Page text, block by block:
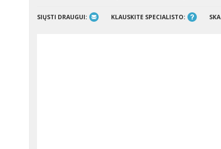
SIŲSTI DRAUGUI: KLAUSKITE SPECIALISTO: